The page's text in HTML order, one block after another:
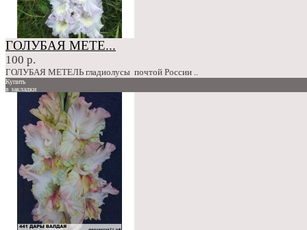
ГОЛУБАЯ МЕТЕ...
100 р.
ГОЛУБАЯ МЕТЕЛЬ гладиолусы почтой России ..
Купить
в закладки
100 р.